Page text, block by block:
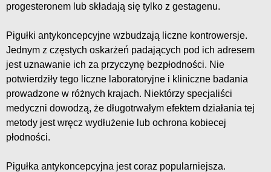
progesteronem lub składają się tylko z gestagenu.
Pigułki antykoncepcyjne wzbudzają liczne kontrowersje.
Jednym z częstych oskarżeń padających pod ich adresem
jest uznawanie ich za przyczynę bezpłodności. Nie
potwierdziły tego liczne laboratoryjne i kliniczne badania
prowadzone w różnych krajach. Niektórzy specjaliści
medyczni dowodzą, że długotrwałym efektem działania tej
metody jest wręcz wydłużenie lub ochrona kobiecej
płodności.
Pigułka antykoncepcyjna jest coraz popularniejsza.